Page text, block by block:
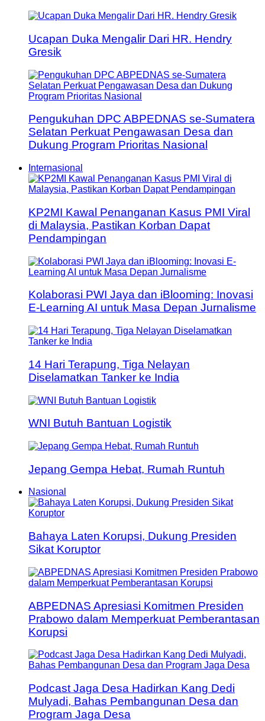
Ucapan Duka Mengalir Dari HR. Hendry
Gresik
Pengukuhan DPC ABPEDNAS se-Sumatera
Selatan Perkuat Pengawasan Desa dan
Dukung Program Prioritas Nasional
Internasional
KP2MI Kawal Penanganan Kasus PMI Viral
di Malaysia, Pastikan Korban Dapat
Pendampingan
Kolaborasi PWI Jaya dan iBlooming: Inovasi
E-Learning AI untuk Masa Depan Jurnalisme
14 Hari Terapung, Tiga Nelayan
Diselamatkan Tanker ke India
WNI Butuh Bantuan Logistik
Jepang Gempa Hebat, Rumah Runtuh
Nasional
Bahaya Laten Korupsi, Dukung Presiden
Sikat Koruptor
ABPEDNAS Apresiasi Komitmen Presiden
Prabowo dalam Memperkuat Pemberantasan
Korupsi
Podcast Jaga Desa Hadirkan Kang Dedi
Mulyadi, Bahas Pembangunan Desa dan
Program Jaga Desa